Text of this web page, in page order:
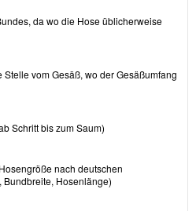
da wo die Hose üblicherweise
vom Gesäß, wo der Gesäßumfang
Schritt bis zum Saum)
nach deutschen
Hosenlänge)